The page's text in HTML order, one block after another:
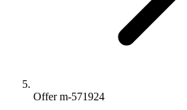
Offer m-571924